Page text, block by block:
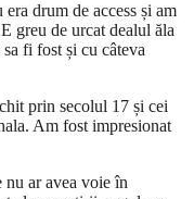
drum de access și am
greu de urcat dealul ăla
fi fost și cu câteva
prin secolul 17 și cei
Am fost impresionat
ar avea voie în